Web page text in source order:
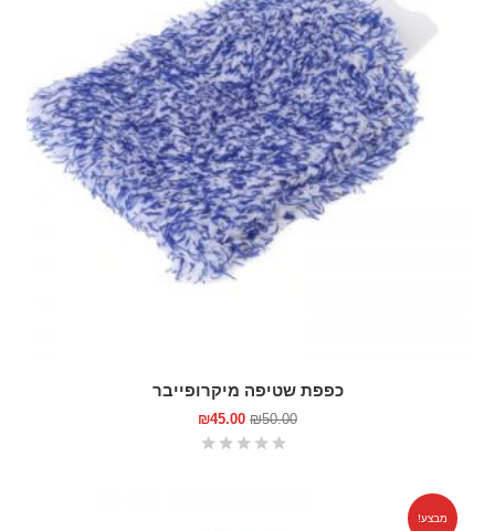
כפפת שטיפה מיקרופייבר
₪50.00
₪45.00
מבצע!